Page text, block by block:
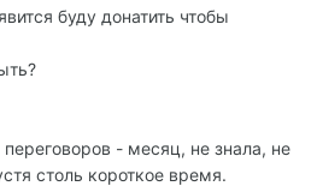
буду донатить чтобы
- месяц, не знала, не
столь короткое время.